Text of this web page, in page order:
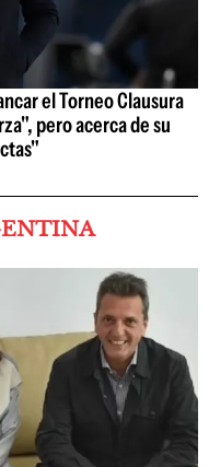
el Torneo Clausura
pero acerca de su